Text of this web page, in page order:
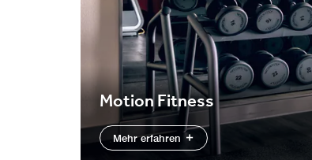
Motion Fitness
Mehr erfahren